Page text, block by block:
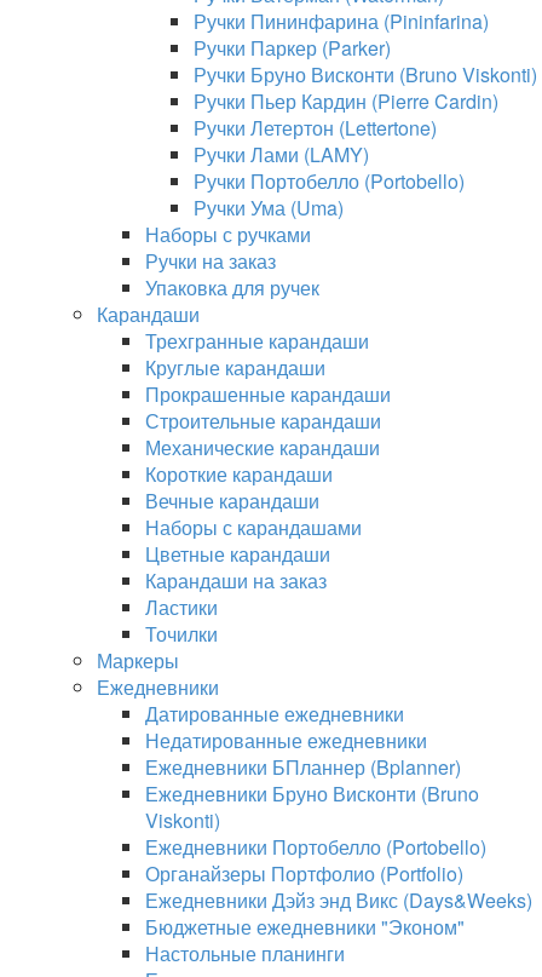
Ручки Пининфарина (Pininfarina)
Ручки Паркер (Parker)
Ручки Бруно Висконти (Bruno Viskonti)
Ручки Пьер Кардин (Pierre Cardin)
Ручки Летертон (Lettertone)
Ручки Лами (LAMY)
Ручки Портобелло (Portobello)
Ручки Ума (Uma)
Наборы с ручками
Ручки на заказ
Упаковка для ручек
Карандаши
Трехгранные карандаши
Круглые карандаши
Прокрашенные карандаши
Строительные карандаши
Механические карандаши
Короткие карандаши
Вечные карандаши
Наборы с карандашами
Цветные карандаши
Карандаши на заказ
Ластики
Точилки
Маркеры
Ежедневники
Датированные ежедневники
Недатированные ежедневники
Ежедневники БПланнер (Bplanner)
Ежедневники Бруно Висконти (Bruno
Viskonti)
Ежедневники Портобелло (Portobello)
Органайзеры Портфолио (Portfolio)
Ежедневники Дэйз энд Викс (Days&Weeks)
Бюджетные ежедневники "Эконом"
Настольные планинги